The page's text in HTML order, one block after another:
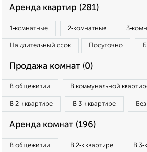
Аренда квартир (281)
1‑комнатные 2‑комнатные
На длительный срок Посуточно
Продажа комнат (0)
В общежитии В коммунальной
В 2‑к квартире В 3‑к квартире
Аренда комнат (196)
В общежитии В 2‑к квартире В